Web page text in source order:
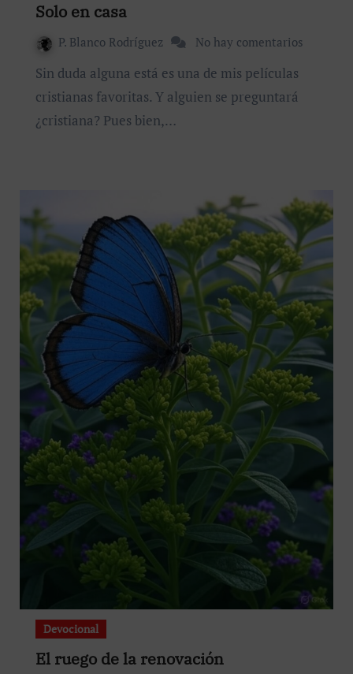
Solo en casa
P. Blanco Rodríguez No hay comentarios
Sin duda alguna está es una de mis películas
cristianas favoritas. Y alguien se preguntará
¿cristiana? Pues bien,…
Devocional
El ruego de la renovación